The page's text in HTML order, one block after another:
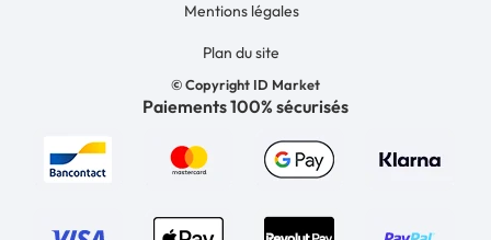
© Copyright ID Market
Mentions légales
Plan du site
Paiements 100% sécurisés